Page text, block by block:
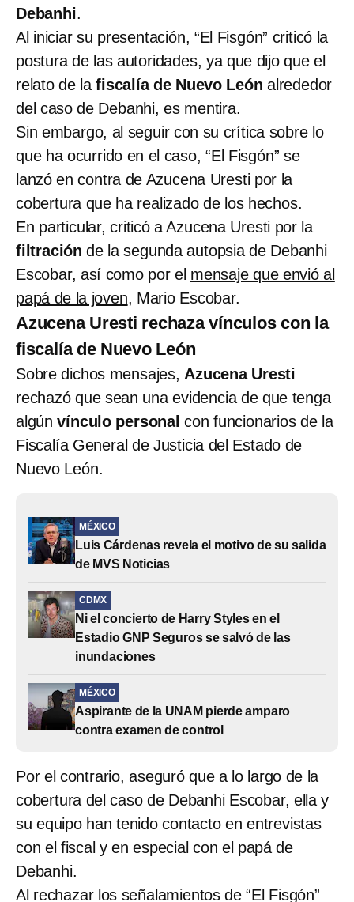
Debanhi.
Al iniciar su presentación, “El Fisgón” criticó la
postura de las autoridades, ya que dijo que el
relato de lafiscalía de Nuevo León alrededor
del caso de Debanhi, es mentira.
Sin embargo, al seguir con su crítica sobre lo
que ha ocurrido en el caso, “El Fisgón” se
lanzó en contra de Azucena Uresti por la
cobertura que ha realizado de los hechos.
En particular, criticó a Azucena Uresti por la
filtración de la segunda autopsia de Debanhi
Escobar, así como por el mensaje que envió al
papá de la joven, Mario Escobar.
Azucena Uresti rechaza vínculos con la
fiscalía de Nuevo León
Sobre dichos mensajes,Azucena Uresti
rechazó que sean una evidencia de que tenga
algúnvínculo personal con funcionarios de la
Fiscalía General de Justicia del Estado de
Nuevo León.
MÉXICO
Luis Cárdenas revela el motivo de su salida
de MVS Noticias
CDMX
Ni el concierto de Harry Styles en el
Estadio GNP Seguros se salvó de las
inundaciones
MÉXICO
Aspirante de la UNAM pierde amparo
contra examen de control
Por el contrario, aseguró que a lo largo de la
cobertura del caso de Debanhi Escobar, ella y
su equipo han tenido contacto en entrevistas
con el fiscal y en especial con el papá de
Debanhi.
Al rechazar los señalamientos de “El Fisgón”